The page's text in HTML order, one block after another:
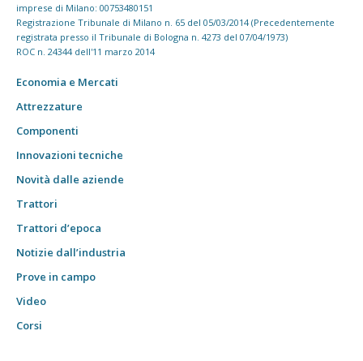
imprese di Milano: 00753480151
Registrazione Tribunale di Milano n. 65 del 05/03/2014 (Precedentemente
registrata presso il Tribunale di Bologna n. 4273 del 07/04/1973)
ROC n. 24344 dell'11 marzo 2014
Economia e Mercati
Attrezzature
Componenti
Innovazioni tecniche
Novità dalle aziende
Trattori
Trattori d’epoca
Notizie dall’industria
Prove in campo
Video
Corsi